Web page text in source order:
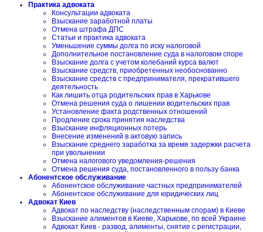
Практика адвоката
Консультации адвоката
Взыскание заработной платы
Отмена штрафа ДПС
Статьи и практика адвоката
Уменьшение суммы долга по иску налоговой
Дополнительное постановление суда в налоговом споре
Взыскание долга с учетом колебаний курса валют
Взыскание средств, приобретенных необоснованно
Взыскание средств с предпринимателя, прекратившего
деятельность
Как лишить отца родительских прав в Харькове
Отмена решения суда о лишении водительских прав
Установление факта родственных отношений
Продление срока принятия наследства
Взыскание инфляционных потерь
Внесение изменений в актовую запись
Взыскание среднего заработка за время задержки расчета
при увольнении
Отмена налогового уведомления-решения
Отмена решения суда, постановленного в пользу банка
Абонентское обслуживание
Абонентское обслуживание частных предпринимателей
Абонентское обслуживание для юридических лиц
Адвокат Киев
Адвокат по наследству (наследственным спорам) в Киеве
Взыскание алиментов в Киеве, Харькове, по всей Украине
Адвокат Киев - развод, алименты, снятие с регистрации,